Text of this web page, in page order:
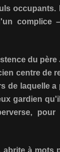
occupants.
complice
du père
centre de
de laquelle a
gardien
à mots